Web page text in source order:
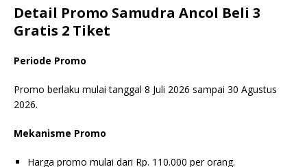
Detail Promo Samudra Ancol Beli 3
Gratis 2 Tiket
Periode Promo
Promo berlaku mulai tanggal 8 Juli 2026 sampai 30 Agustus
2026.
Mekanisme Promo
Harga promo mulai dari Rp. 110.000 per orang.